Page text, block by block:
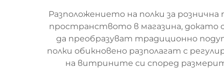
Разположението на полки за
пространството в магазина, докато
да преобразуват традиционно
полки обикновено разполагат с
на витрините си според